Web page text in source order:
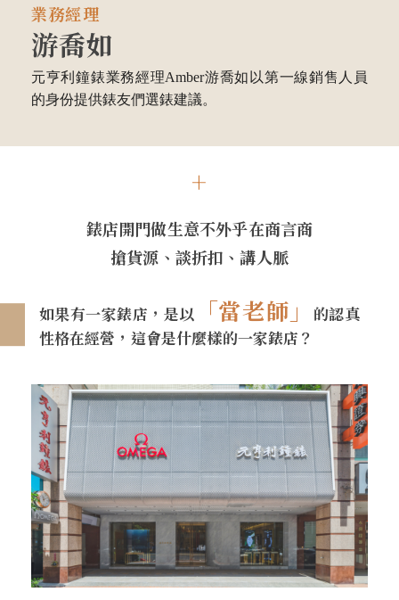
業務經理
游喬如
元亨利鐘錶業務經理Amber游喬如以第一線銷售人員
的身份提供錶友們選錶建議。
錶店開門做⽣意不外乎在商言商
搶貨源、談折扣、講⼈脈
如果有⼀家錶店，是以 「當老師」
的認真
性格在經營，這會是什麼樣的⼀家錶店？